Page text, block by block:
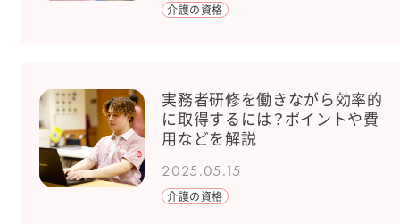
介護の資格
実務者研修を働きながら効率的
に取得するには？ポイントや費
用などを解説
2025.05.15
介護の資格